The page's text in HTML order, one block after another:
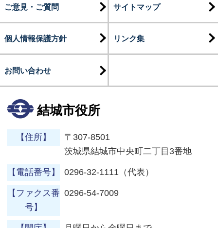
ご意見・ご質問 サイトマップ
個人情報保護方針 リンク集
お問い合わせ
結城市役所
【住所】
〒307-8501
茨城県結城市中央町二丁目3番地
【電話番号】 0296-32-1111（代表）
【ファクス番
号】
0296-54-7009